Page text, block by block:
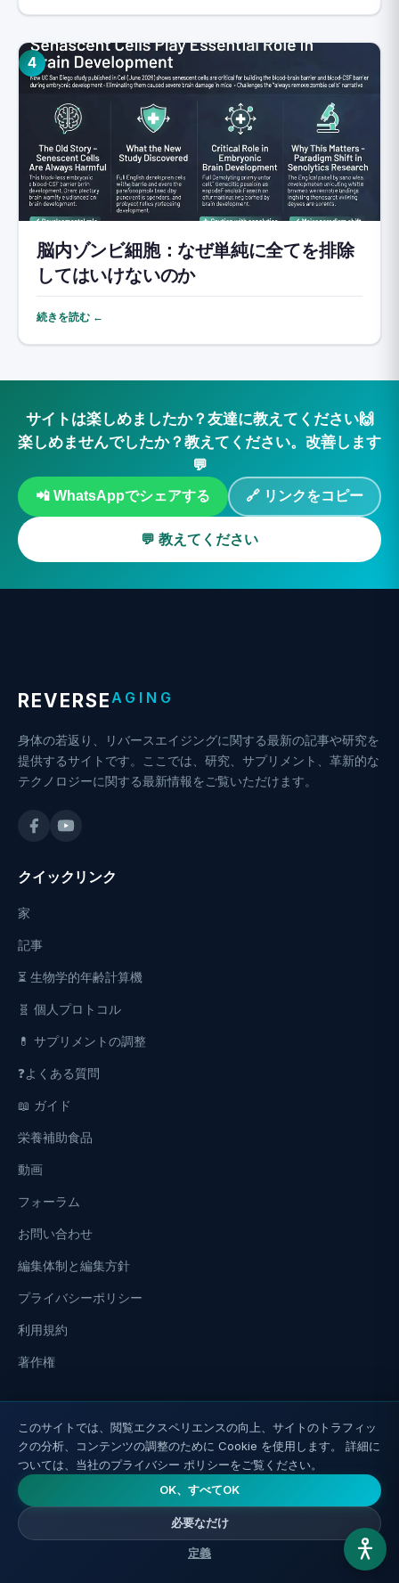
4
脳内ゾンビ細胞：なぜ単純に全てを排除
してはいけないのか
続きを読む ←
サイトは楽しめましたか？友達に教えてください🙌
楽しめませんでしたか？教えてください。改善します
💬
📲 WhatsAppでシェアする 🔗 リンクをコピー
💬 教えてください
REVERSEAGING
身体の若返り、リバースエイジングに関する最新の記事や研究を
提供するサイトです。ここでは、研究、サプリメント、革新的な
テクノロジーに関する最新情報をご覧いただけます。
クイックリンク
家
記事
⏳ 生物学的年齢計算機
🧬 個人プロトコル
💊 サプリメントの調整
❓よくある質問
📖 ガイド
栄養補助食品
動画
フォーラム
お問い合わせ
編集体制と編集方針
プライバシーポリシー
利用規約
著作権
🏃健康的なライフスタイル
💊栄養補助食品
🧠 脳
このサイトでは、閲覧エクスペリエンスの向上、サイトのトラフィッ
クの分析、コンテンツの調整のために Cookie を使用します。 詳細に
ついては、当社のプライバシー ポリシーをご覧ください。
OK、すべてOK
必要なだけ
定義